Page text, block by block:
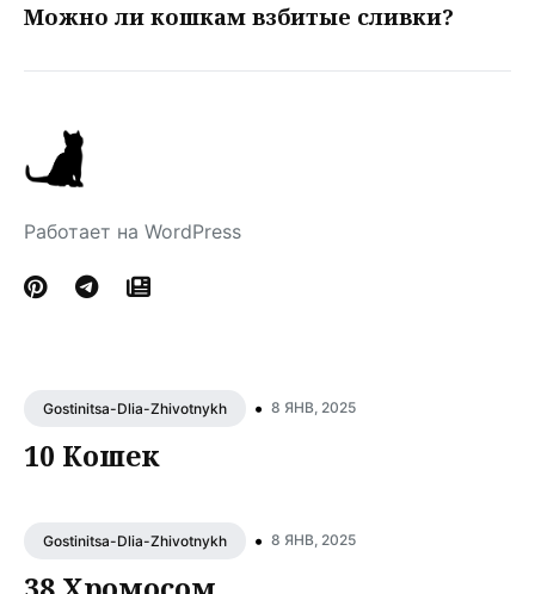
Можно ли кошкам взбитые сливки?
Работает на WordPress
Gostinitsa-Dlia-Zhivotnykh • 8 ЯНВ, 2025
10 Кошек
Gostinitsa-Dlia-Zhivotnykh • 8 ЯНВ, 2025